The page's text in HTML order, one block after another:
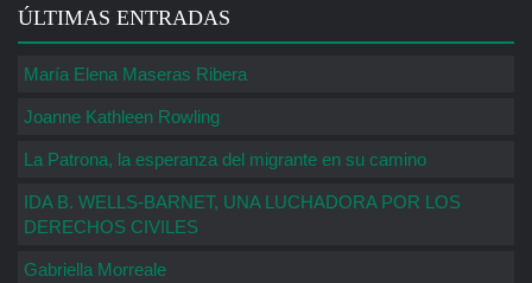
ÚLTIMAS ENTRADAS
María Elena Maseras Ribera
Joanne Kathleen Rowling
La Patrona, la esperanza del migrante en su camino
IDA B. WELLS-BARNET, UNA LUCHADORA POR LOS
DERECHOS CIVILES
Gabriella Morreale